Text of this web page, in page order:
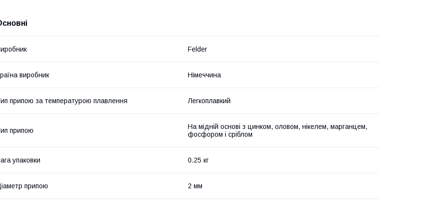
Felder
виробник Німеччина
припою за температурою плавлення Легкоплавкий
припою
На мідній основі з цинком, оловом, нікелем, марганцем,
фосфором і сріблом
упаковки 0.25 кг
припою 2 мм